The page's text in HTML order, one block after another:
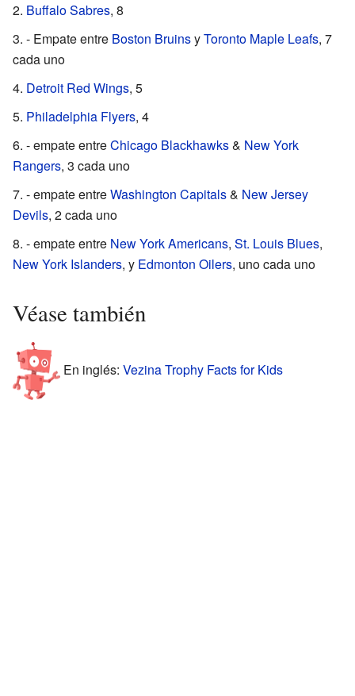
Buffalo Sabres, 8
- Empate entre Boston BruinsyToronto Maple Leafs, 7
cada uno
Detroit Red Wings, 5
Philadelphia Flyers, 4
- empate entreChicago Blackhawks& New York
Rangers, 3 cada uno
- empate entreWashington Capitals& New Jersey
Devils, 2 cada uno
- empate entre New York Americans, St. Louis Blues,
New York Islanders, y Edmonton Oilers, uno cada uno
Véase también
En inglés: Vezina Trophy Facts for Kids